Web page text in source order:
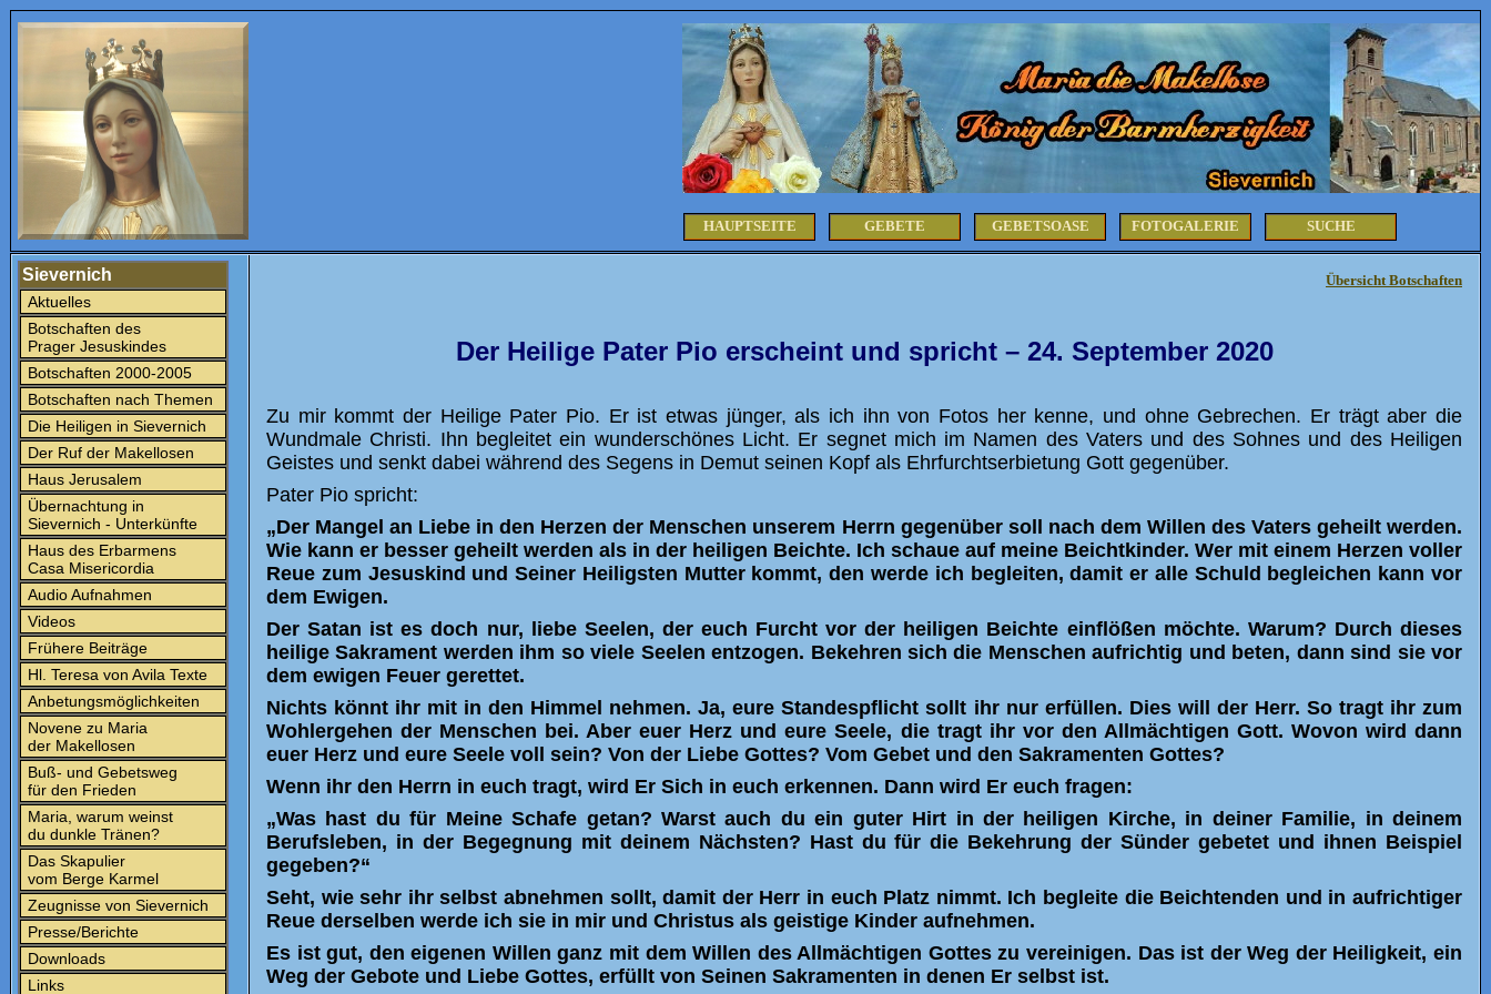
HAUPTSEITE GEBETE GEBETSOASE FOTOGALERIE SUCHE
Sievernich
Aktuelles
Botschaften des
Prager Jesuskindes
Botschaften 2000-2005
Botschaften nach Themen
Die Heiligen in Sievernich
Der Ruf der Makellosen
Haus Jerusalem
Übernachtung in
Sievernich - Unterkünfte
Haus des Erbarmens
Casa Misericordia
Audio Aufnahmen
Videos
Frühere Beiträge
Hl. Teresa von Avila Texte
Anbetungsmöglichkeiten
Novene zu Maria
der Makellosen
Buß- und Gebetsweg
für den Frieden
Maria, warum weinst
du dunkle Tränen?
Das Skapulier
vom Berge Karmel
Zeugnisse von Sievernich
Presse/Berichte
Downloads
Links
Übersicht Botschaften
Der Heilige Pater Pio erscheint und spricht – 24. September 2020
Zu mir kommt der Heilige Pater Pio. Er ist etwas jünger, als ich ihn von Fotos her kenne, und ohne Gebrechen. Er trägt aber die
Wundmale Christi. Ihn begleitet ein wunderschönes Licht. Er segnet mich im Namen des Vaters und des Sohnes und des Heiligen
Geistes und senkt dabei während des Segens in Demut seinen Kopf als Ehrfurchtserbietung Gott gegenüber.
Pater Pio spricht:
„Der Mangel an Liebe in den Herzen der Menschen unserem Herrn gegenüber soll nach dem Willen des Vaters geheilt werden.
Wie kann er besser geheilt werden als in der heiligen Beichte. Ich schaue auf meine Beichtkinder. Wer mit einem Herzen voller
Reue zum Jesuskind und Seiner Heiligsten Mutter kommt, den werde ich begleiten, damit er alle Schuld begleichen kann vor
dem Ewigen.
Der Satan ist es doch nur, liebe Seelen, der euch Furcht vor der heiligen Beichte einflößen möchte. Warum? Durch dieses
heilige Sakrament werden ihm so viele Seelen entzogen. Bekehren sich die Menschen aufrichtig und beten, dann sind sie vor
dem ewigen Feuer gerettet.
Nichts könnt ihr mit in den Himmel nehmen. Ja, eure Standespflicht sollt ihr nur erfüllen. Dies will der Herr. So tragt ihr zum
Wohlergehen der Menschen bei. Aber euer Herz und eure Seele, die tragt ihr vor den Allmächtigen Gott. Wovon wird dann
euer Herz und eure Seele voll sein? Von der Liebe Gottes? Vom Gebet und den Sakramenten Gottes?
Wenn ihr den Herrn in euch tragt, wird Er Sich in euch erkennen. Dann wird Er euch fragen:
„Was hast du für Meine Schafe getan? Warst auch du ein guter Hirt in der heiligen Kirche, in deiner Familie, in deinem
Berufsleben, in der Begegnung mit deinem Nächsten? Hast du für die Bekehrung der Sünder gebetet und ihnen Beispiel
gegeben?“
Seht, wie sehr ihr selbst abnehmen sollt, damit der Herr in euch Platz nimmt. Ich begleite die Beichtenden und in aufrichtiger
Reue derselben werde ich sie in mir und Christus als geistige Kinder aufnehmen.
Es ist gut, den eigenen Willen ganz mit dem Willen des Allmächtigen Gottes zu vereinigen. Das ist der Weg der Heiligkeit, ein
Weg der Gebote und Liebe Gottes, erfüllt von Seinen Sakramenten in denen Er selbst ist.